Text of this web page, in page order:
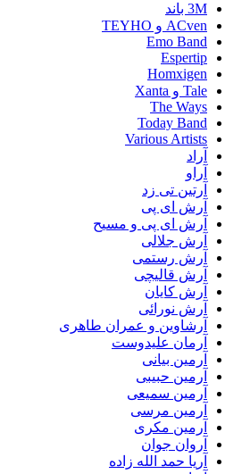
3M باند
ACven و TEYHO
Emo Band
Espertip
Homxigen
Tale و Xanta
The Ways
Today Band
Various Artists
آراد
آراو
آرتین تی زد
آرش ای پی
آرش ای پی و مسیح
آرش جلالی
آرش رستمی
آرش قالیچی
آرش کایان
آرش نورائی
آرشاوین و عمران طاهری
آرمان علیدوست
آرمین بیانی
آرمین حبیبی
آرمین سمیعی
آرمین مرسی
آرمین مکری
آروان جوان
آریا حمد الله زاده